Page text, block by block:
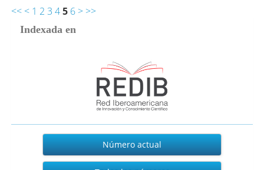
<< < 1 2 3 4 5 6 > >>
Indexada en
Actual
Número actual